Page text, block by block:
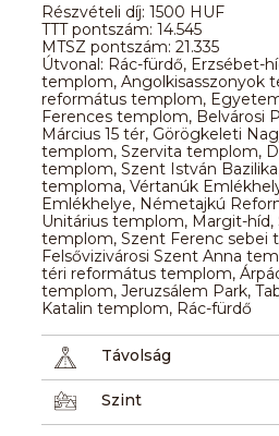
Részvételi díj: 1500 HUF
TTT pontszám: 14.545
MTSZ pontszám: 21.335
Útvonal: Rác-fürdő, Erzsébet-
templom, Angolkisasszonyok
református templom,
Ferences templom, Belvárosi
Március 15 tér, Görögkeleti
templom, Szervita templom,
templom, Szent István
temploma, Vértanúk
Emlékhelye, Németajkú
Unitárius templom, Margit-híd,
templom, Szent Ferenc sebei
Felsővizivárosi Szent Anna
téri református templom,
templom, Jeruzsálem Park,
Katalin templom, Rác-fürdő
Távolság
Szint